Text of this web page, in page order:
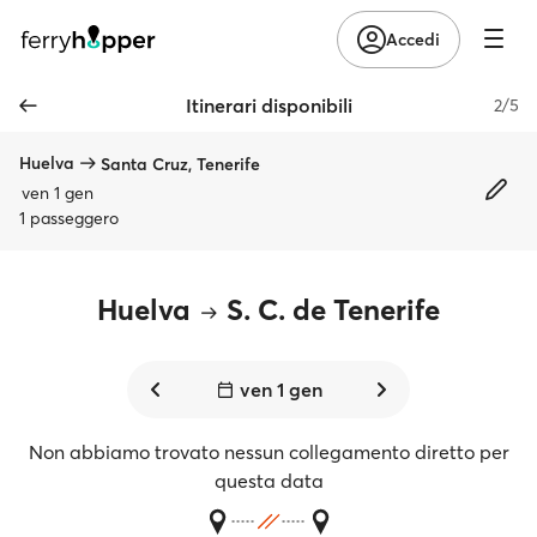
Accedi
Itinerari disponibili 2/5
Huelva
Santa Cruz, Tenerife
ven 1 gen
1 passeggero
Huelva S. C. de Tenerife
ven 1 gen
Non abbiamo trovato nessun collegamento diretto per
questa data